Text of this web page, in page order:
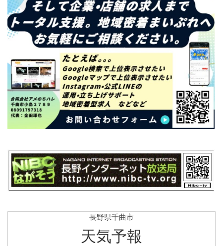
長野県千曲市
天気予報